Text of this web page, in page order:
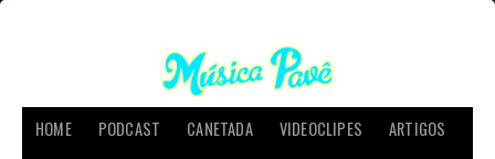
HOME PODCAST CANETADA VIDEOCLIPES
ARTIGOS